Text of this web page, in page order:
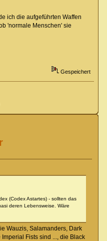
ich die aufgeführten Waffen
'normale Menschen' sie
Gespeichert
(Codex Astartes) - sollten das
deren Lebensweise. Wäre
Wauzis, Salamanders, Dark
Fists sind ..., die Black